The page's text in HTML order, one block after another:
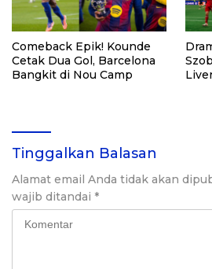
Comeback Epik! Kounde
Cetak Dua Gol, Barcelona
Bangkit di Nou Camp
Tinggalkan Balasan
Alamat email Anda tidak akan
wajib ditandai *